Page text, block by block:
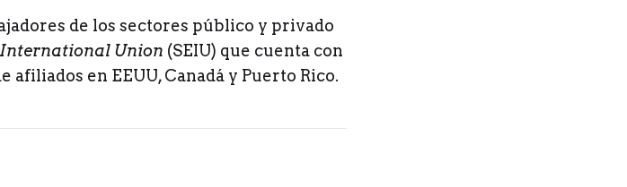
de los sectores público y privado
International Union (SEIU) que cuenta con
en EEUU, Canadá y Puerto Rico.